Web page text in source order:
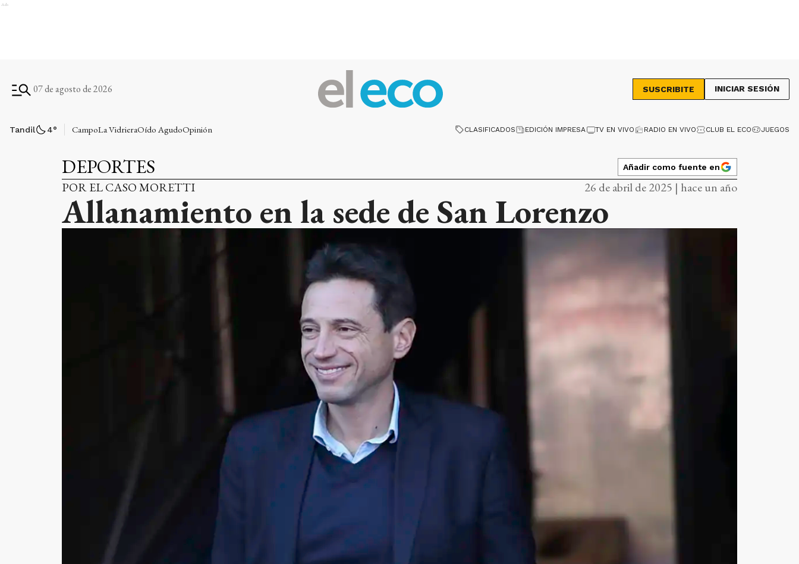
Ads
07 de agosto de 2026 SUSCRIBITE INICIAR SESIÓN
Tandil 4° CampoLa VidrieraOído AgudoOpinión CLASIFICADOS EDICIÓN IMPRESA TV EN VIVO RADIO EN VIVO CLUB EL ECO JUEGOS
DEPORTES Añadir como fuente en
POR EL CASO MORETTI 26 de abril de 2025 | hace un año
Allanamiento en la sede de San Lorenzo